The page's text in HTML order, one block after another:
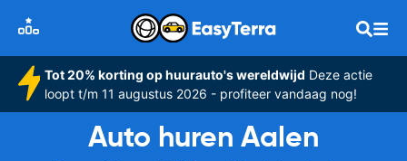
Tot 20% korting op huurauto's wereldwijd Deze actie
loopt t/m 11 augustus 2026 - profiteer vandaag nog!
Auto huren Aalen